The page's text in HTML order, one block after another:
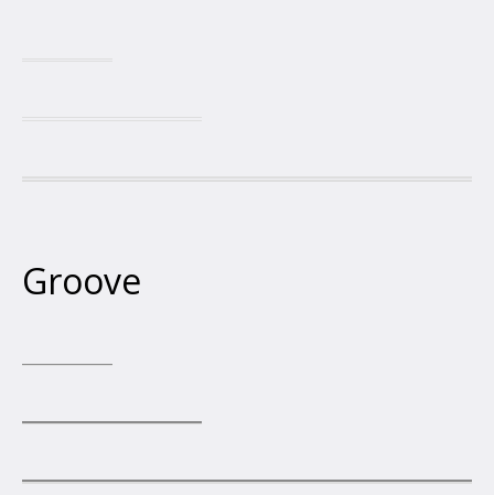
Groove